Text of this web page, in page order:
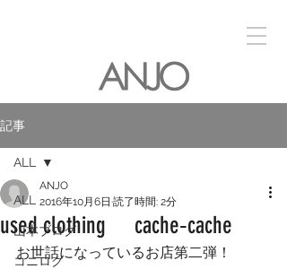
記事
ALL
山本ブログ
コニログ
ALL
used clothing cache‐cache
ANJO
2016年10月6日 読了時間: 2分
お世話になっているお店第二弾！